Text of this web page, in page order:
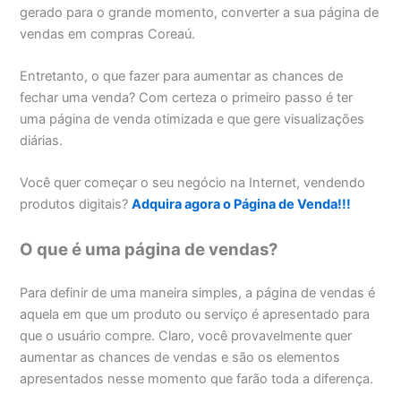
gerado para o grande momento, converter a sua página de
vendas em compras Coreaú.
Entretanto, o que fazer para aumentar as chances de
fechar uma venda? Com certeza o primeiro passo é ter
uma página de venda otimizada e que gere visualizações
diárias.
Você quer começar o seu negócio na Internet, vendendo
produtos digitais?Adquira agora o Página de Venda!!!
O que é uma página de vendas?
Para definir de uma maneira simples, a página de vendas é
aquela em que um produto ou serviço é apresentado para
que o usuário compre. Claro, você provavelmente quer
aumentar as chances de vendas e são os elementos
apresentados nesse momento que farão toda a diferença.